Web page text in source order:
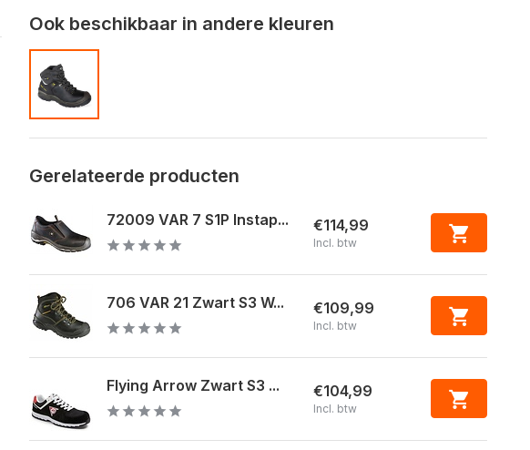
Ook beschikbaar in andere kleuren
Gerelateerde producten
72009 VAR 7 S1P Instap... €114,99
Incl. btw
706 VAR 21 Zwart S3 W... €109,99
Incl. btw
Flying Arrow Zwart S3 ... €104,99
Incl. btw